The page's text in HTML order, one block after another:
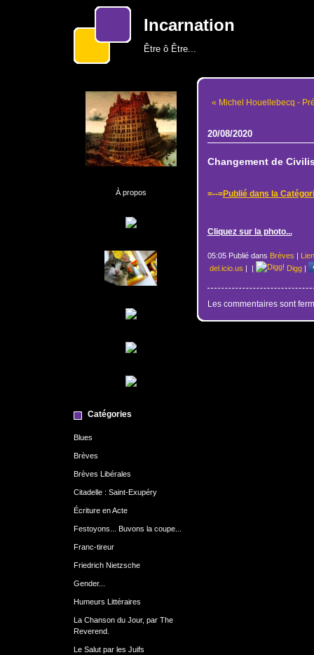
Incarnation
Être ô Être...
À propos
Catégories
Blues
Brèves
Brèves Libérales
Citadelle : Saint-Exupéry
Écriture en Acte
Festoyons... Buvons la coupe...
Franc-tireur
Friedrich Nietzsche
Gender...
Humeurs Littéraires
La Chanson du Jour, par The
Reverend.
Le Salut par les Juifs
« Michel Houellebecq -
20/08/2020
Changement de
=--=Publié dans la
Cliquez sur la photo...
05:05 Publié dans Brèves |
del.icio.us | | Digg|
Les commentaires sont